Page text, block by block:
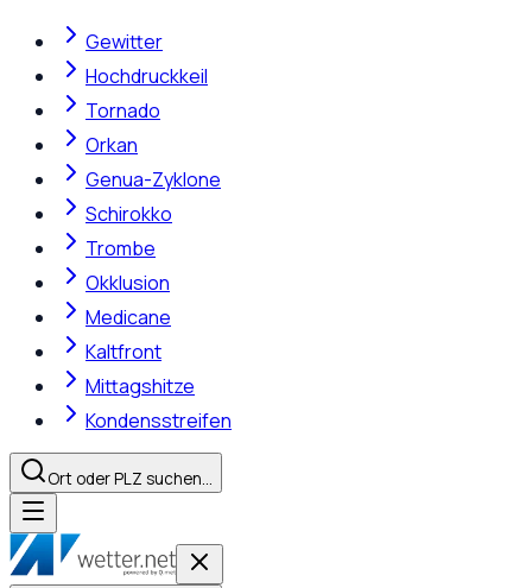
Gewitter
Hochdruckkeil
Tornado
Orkan
Genua-Zyklone
Schirokko
Trombe
Okklusion
Medicane
Kaltfront
Mittagshitze
Kondensstreifen
Ort oder PLZ suchen…